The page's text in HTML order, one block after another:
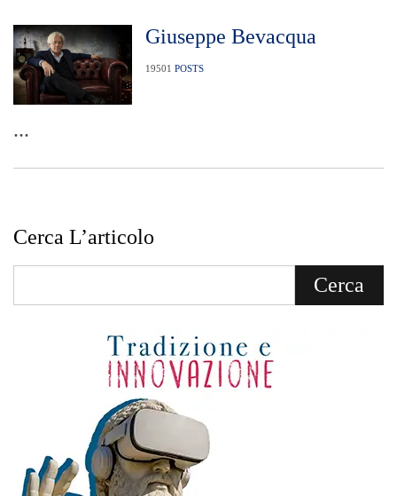
Giuseppe Bevacqua
19501 POSTS
...
Cerca L’articolo